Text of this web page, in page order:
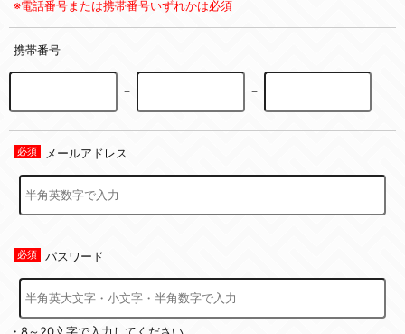
※電話番号または携帯番号いずれかは必須
携帯番号
－ －
メールアドレス
パスワード
・8～20文字で入力してください。